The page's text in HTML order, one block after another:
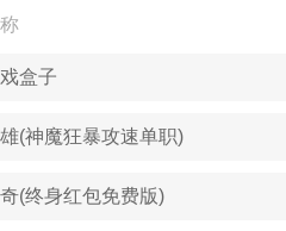
盒子
(神魔狂暴攻速单职)
(终身红包免费版)